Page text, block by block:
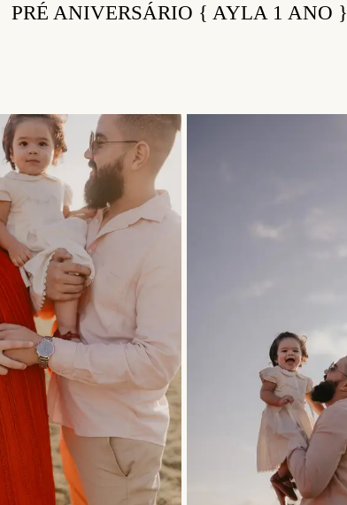
PRÉ ANIVERSÁRIO { AYLA 1 ANO }